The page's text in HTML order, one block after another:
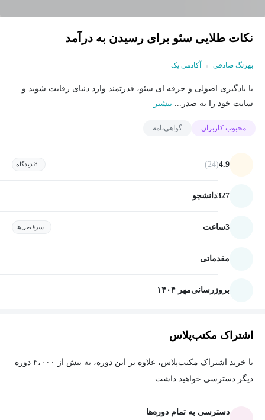
نکات طلایی سئو برای رسیدن به درآمد
بهرنگ صادقی آکادمی یک
با یادگیری اصولی و حرفه ای سئو، قدرتمند وارد دنیای رقابت شوید و
سایت خود را به صدر... بیشتر
محبوب کاربران گواهی‌نامه
4.9
(24) 8 دیدگاه
327دانشجو
3ساعت سرفصل‌ها
مقدماتی
بروزرسانیمهر ۱۴۰۴
اشتراک مکتب‌پلاس
با خرید اشتراک مکتب‌پلاس، علاوه بر این دوره، به بیش از ۴،۰۰۰ دوره
دیگر دسترسی خواهید داشت.
دسترسی به تمام دوره‌ها